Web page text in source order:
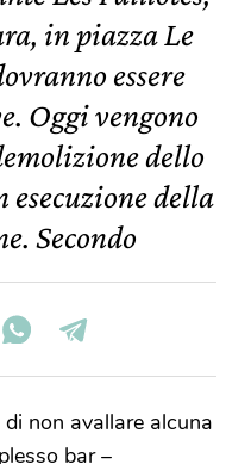
in piazza Le
essere
Oggi vengono
dello
della
Secondo
non avallare alcuna
bar –